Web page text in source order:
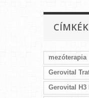
CÍMKÉK
mezóterapia
Gerovital
Gerovital